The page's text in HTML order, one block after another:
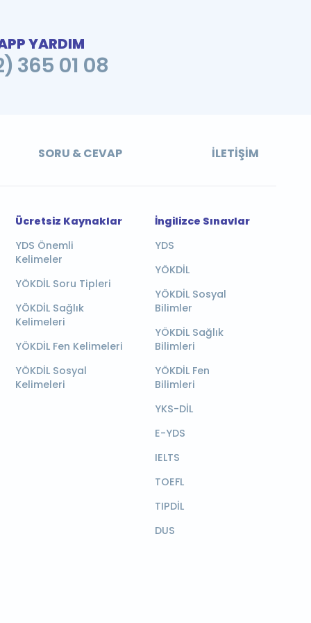
YARDIM
365 01 08
SORU & CEVAP İLETIŞIM
Ücretsiz Kaynaklar
YDS Önemli
Kelimeler
YÖKDİL Soru Tipleri
YÖKDİL Sağlık
Kelimeleri
YÖKDİL Fen Kelimeleri
YÖKDİL Sosyal
Kelimeleri
İngilizce Sınavlar
YDS
YÖKDİL
YÖKDİL Sosyal
Bilimler
YÖKDİL Sağlık
Bilimleri
YÖKDİL Fen
Bilimleri
YKS-DİL
E-YDS
IELTS
TOEFL
TIPDİL
DUS